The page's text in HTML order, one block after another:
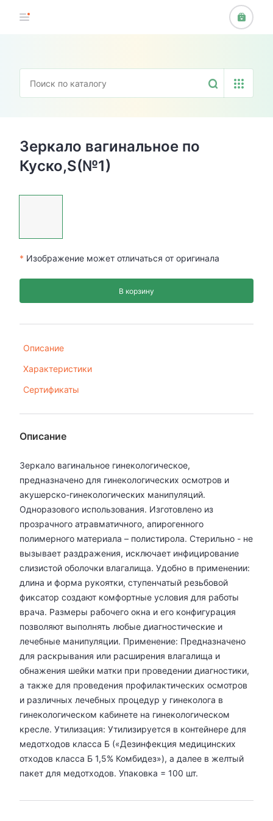
Зеркало вагинальное по
Куско,S(№1)
* Изображение может отличаться от оригинала
В корзину
Описание
Характеристики
Сертификаты
Описание
Зеркало вагинальное гинекологическое,
предназначено для гинекологических осмотров и
акушерско-гинекологических манипуляций.
Одноразового использования. Изготовлено из
прозрачного атравматичного, апирогенного
полимерного материала – полистирола. Стерильно - не
вызывает раздражения, исключает инфицирование
слизистой оболочки влагалища. Удобно в применении:
длина и форма рукоятки, ступенчатый резьбовой
фиксатор создают комфортные условия для работы
врача. Размеры рабочего окна и его конфигурация
позволяют выполнять любые диагностические и
лечебные манипуляции. Применение: Предназначено
для раскрывания или расширения влагалища и
обнажения шейки матки при проведении диагностики,
а также для проведения профилактических осмотров
и различных лечебных процедур у гинеколога в
гинекологическом кабинете на гинекологическом
кресле. Утилизация: Утилизируется в контейнере для
медотходов класса Б («Дезинфекция медицинских
отходов класса Б 1,5% Комбидез»), а далее в желтый
пакет для медотходов. Упаковка = 100 шт.